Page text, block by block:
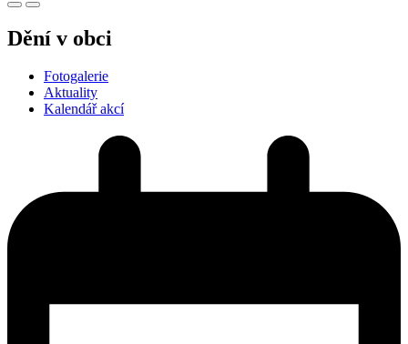
Dění v obci
Fotogalerie
Aktuality
Kalendář akcí